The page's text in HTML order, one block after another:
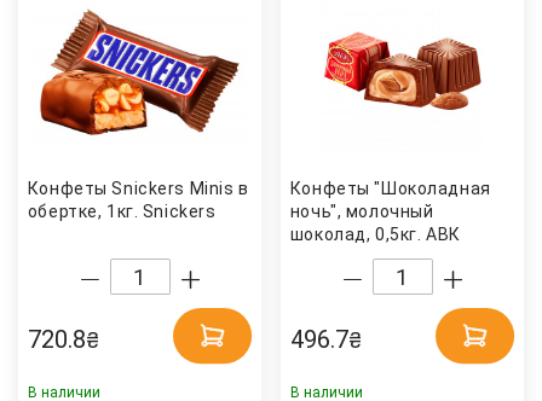
Конфеты Snickers Minis в
обертке, 1кг. Snickers
720.8₴
В наличии
Конфеты "Шоколадная
ночь", молочный
шоколад, 0,5кг. АВК
496.7₴
В наличии